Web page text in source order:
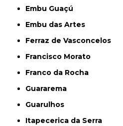
Embu Guaçú
Embu das Artes
Ferraz de Vasconcelos
Francisco Morato
Franco da Rocha
Guararema
Guarulhos
Itapecerica da Serra